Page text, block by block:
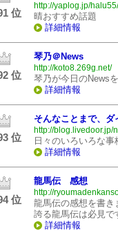
位
http://yaplog.jp/halu55/
晴おすすめ話題
詳細情報
位
琴乃＠News
http://koto8.269g.net/
琴乃が今日のNews
詳細情報
位
そんなことまで、ダ
http://blog.livedoor.jp/
日々のいろいろな
詳細情報
位
龍馬伝 感想
http://
龍馬伝の感想を書き
誇る龍馬伝は必見で
詳細情報